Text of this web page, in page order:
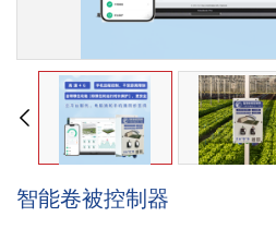
智能卷被控制器